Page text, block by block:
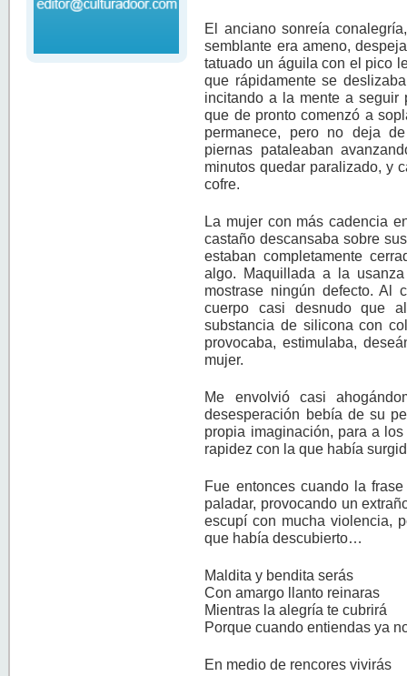
El anciano sonreía
semblante era ameno,
tatuado un águila con el pico
que rápidamente se
incitando a la mente a seguir
que de pronto comenzó a
permanece, pero no deja
piernas pataleaban
minutos quedar paralizado, y
cofre.
La mujer con más cadencia
castaño descansaba sobre
estaban completamente
algo. Maquillada a la
mostrase ningún defecto. Al
cuerpo casi desnudo que
substancia de silicona con
provocaba, estimulaba,
mujer.
Me envolvió casi
desesperación bebía de su
propia imaginación, para a
rapidez con la que había
Fue entonces cuando la
paladar, provocando un
escupí con mucha violencia,
que había descubierto…
Maldita y bendita serás
Con amargo llanto reinaras
Mientras la alegría te cubrirá
Porque cuando entiendas ya
En medio de rencores vivirás